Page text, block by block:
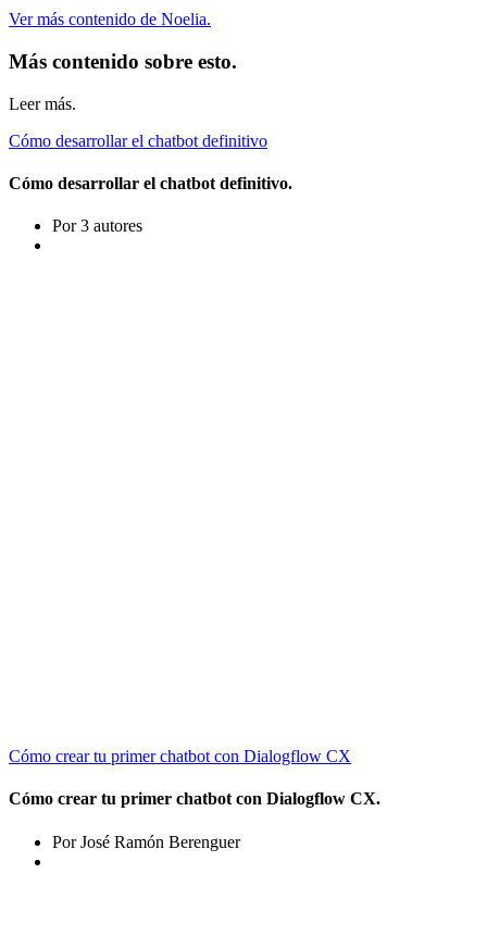
Ver más contenido de Noelia.
Más contenido sobre esto.
Leer más.
Cómo desarrollar el chatbot definitivo
Cómo desarrollar el chatbot definitivo.
Por 3 autores
Cómo crear tu primer chatbot con Dialogflow CX
Cómo crear tu primer chatbot con Dialogflow CX.
Por José Ramón Berenguer